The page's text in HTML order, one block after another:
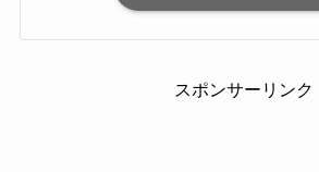
スポンサーリンク